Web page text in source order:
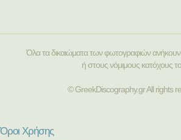
Όλα τα δικαιώματα των φωτογραφιών
ή στους νόμιμους κατόχους
© GreekDiscography.gr All rights
Όροι Χρήσης